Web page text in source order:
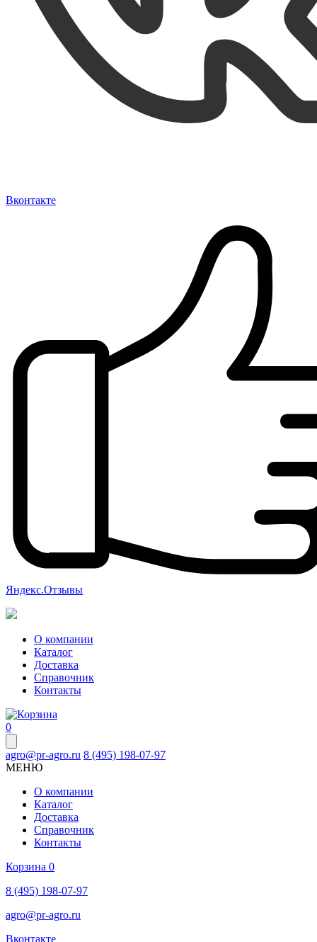
Вконтакте
Яндекс.Отзывы
О компании
Каталог
Доставка
Справочник
Контакты
0
agro@pr-agro.ru 8 (495) 198-07-97
МЕНЮ
О компании
Каталог
Доставка
Справочник
Контакты
Корзина 0
8 (495) 198-07-97
agro@pr-agro.ru
Вконтакте